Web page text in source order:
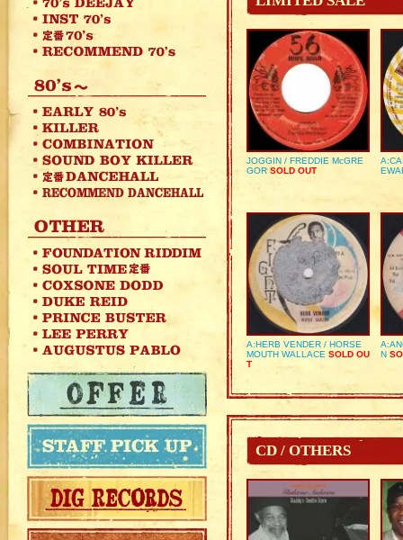
JOGGIN / FREDDIE McGRE
GOR SOLD OUT
A:HERB VENDER / HORSE
MOUTH WALLACE SOLD OU
T
N
CD / OTHERS